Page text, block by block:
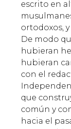
escrito en
ortodoxos,
De modo
hubieran
hubieran
con el
que
común y
hacia el